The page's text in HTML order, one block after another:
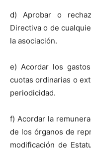
d) Aprobar o
Directiva o de
la asociación.
e) Acordar los
cuotas ordinarias o
periodicidad.
f) Acordar la
de los órganos de
modificación de